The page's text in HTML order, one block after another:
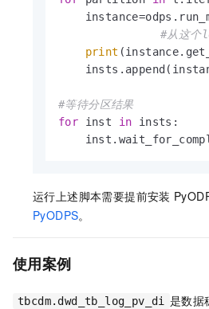
#从这个
print
#等待分区结果
for inst in insts:
运行上述脚本需要提前安装
PyODPS。
使用案例
tbcdm.dwd_tb_log_pv_di
是数据